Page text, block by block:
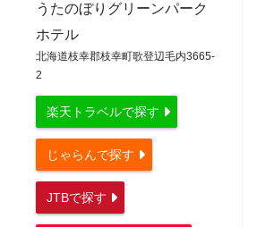
うたのぼりグリーンパーク
ホテル
北海道枝幸郡枝幸町歌登辺毛内3665-
2
楽天トラベルで探す
じゃらんで探す
JTBで探す